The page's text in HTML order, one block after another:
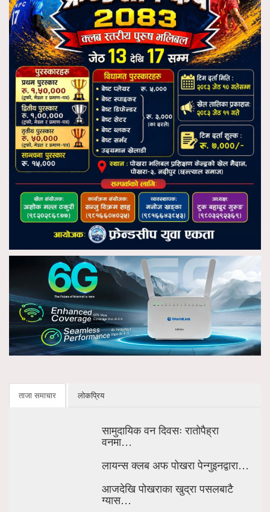
ताजा समाचार लोकप्रिय
सामुदायिक वन दिवसः रातोपैह्रा
वनमा…
लायन्स क्लब अफ पोखरा पेन्गुइनद्वारा…
आजदेखि पोखराका खुद्रा पसलबाटै
ग्यास…